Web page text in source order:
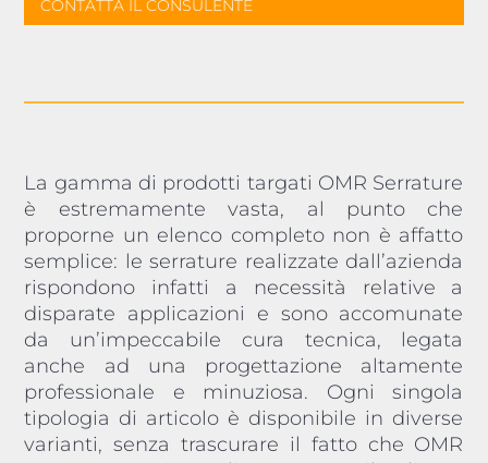
CONTATTA IL CONSULENTE
La gamma di prodotti targati OMR Serrature
è estremamente vasta, al punto che
proporne un elenco completo non è affatto
semplice: le serrature realizzate dall’azienda
rispondono infatti a necessità relative a
disparate applicazioni e sono accomunate
da un’impeccabile cura tecnica, legata
anche ad una progettazione altamente
professionale e minuziosa. Ogni singola
tipologia di articolo è disponibile in diverse
varianti, senza trascurare il fatto che OMR